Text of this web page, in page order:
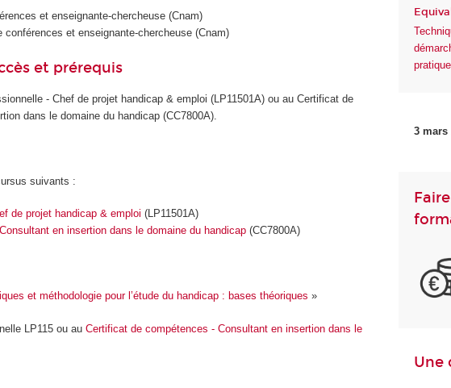
et enseignante-chercheuse (Cnam)
conférences et enseignante-chercheuse (Cnam)
et prérequis
- Chef de projet handicap & emploi (LP11501A) ou au Certificat de
dans le domaine du handicap (CC7800A).
suivants :
de projet handicap & emploi (LP11501A)
en insertion dans le domaine du handicap(CC7800A)
et méthodologie pour l’étude du handicap : bases théoriques»
LP115 ou auCertificat de compétences - Consultant en insertion dans le
3 mars
Une